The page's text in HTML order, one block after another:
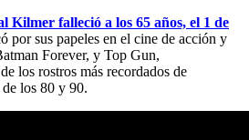
Kilmer falleció a los 65 años, el 1 de
por sus papeles en el cine de acción y
Forever, y Top Gun,
los rostros más recordados de
los 80 y 90.